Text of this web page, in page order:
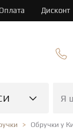
Дисконт
Обручки у